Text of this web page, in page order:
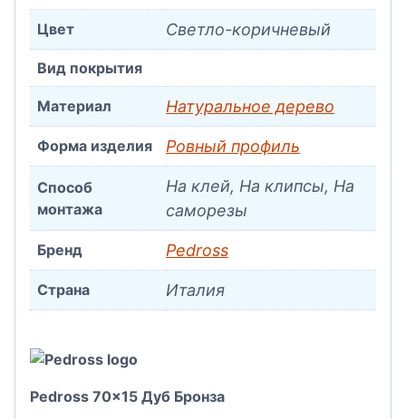
Цвет Светло-коричневый
Вид покрытия
Материал Натуральное дерево
Форма изделия Ровный профиль
Способ
монтажа
На клей, На клипсы, На
саморезы
Бренд Pedross
Страна Италия
Pedross 70×15 Дуб Бронза